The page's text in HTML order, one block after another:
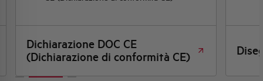
Dichiarazione DOC CE
(Dichiarazione di conformità CE)